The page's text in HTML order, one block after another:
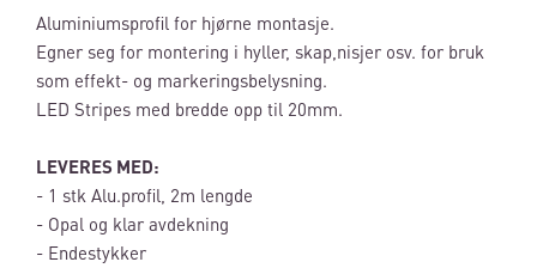
Aluminiumsprofil for hjørne montasje.
Egner seg for montering i hyller, skap,nisjer osv. for bruk
som effekt- og markeringsbelysning.
LED Stripes med bredde opp til 20mm.
LEVERES MED:
- 1 stk Alu.profil, 2m lengde
- Opal og klar avdekning
- Endestykker